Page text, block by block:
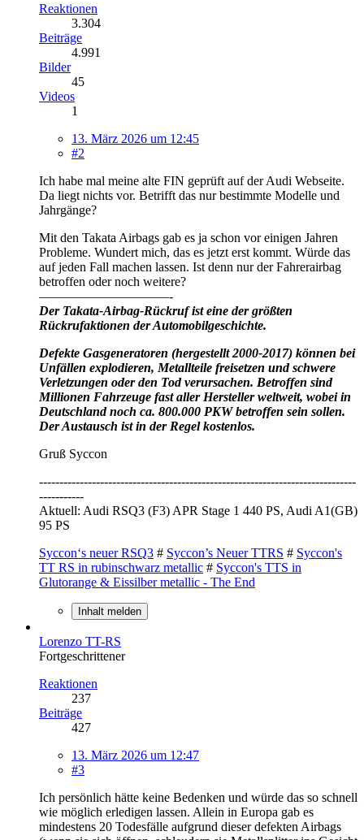
Reaktionen
3.304
Beiträge
4.991
Bilder
45
Videos
1
13. März 2026 um 12:45
#2
Ich habe mal meine alte FIN geprüft auf der Audi Webseite.
Da liegt nichts vor. Betrifft das nur bestimmte Modelle und
Jahrgänge?
Mit den Takata Airbags gab es ja schon vor einigen Jahren
Probleme. Wundert mich, das es jetzt erst kommt. Würde das
auf jeden Fall machen lassen. Ist denn nur der Fahrerairbag
betroffen oder noch weitere?
——————————-
Der Takata-Airbag-Rückruf ist eine der größten
Rückrufaktionen der Automobilgeschichte.
Defekte Gasgeneratoren (hergestellt 2000-2017) können bei
Unfällen explodieren, Metallteile freisetzen und schwere
Verletzungen oder den Tod verursachen. Betroffen sind
Millionen Fahrzeuge fast aller Hersteller weltweit, wobei in
Deutschland noch ca. 800.000 PKW betroffen sein sollen.
Der Austausch ist in der Regel kostenlos.
Gruß Syccon
------------------------------------------------------------------------------
-----------
Aktuell: Audi RSQ3 (F3) APR Stage 1 440 PS, Audi A1(GB)
95 PS
Syccon‘s neuer RSQ3 # Syccon’s Neuer TTRS # Syccon's
TT RS in rubinschwarz metallic # Syccon's TTS in
Glutorange & Eissilber metallic - The End
Inhalt melden
Lorenzo TT-RS
Fortgeschrittener
Reaktionen
237
Beiträge
427
13. März 2026 um 12:47
#3
Ich persönlich hätte keine Bedenken und würde das so schnell
wie möglich erledigen lassen. Allein in Europa gab es
mindestens 20 Todesfälle aufgrund dieser defekten Airbags